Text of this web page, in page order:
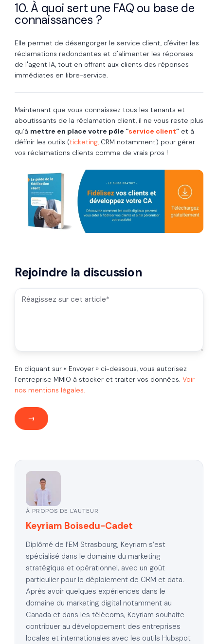
10. À quoi sert une FAQ ou base de
connaissances ?
Elle permet de désengorger le service client, d'éviter les
réclamations redondantes et d'alimenter les réponses
de l'agent IA, tout en offrant aux clients des réponses
immédiates en libre-service.
Maintenant que vous connaissez tous les tenants et
aboutissants de la réclamation client, il ne vous reste plus
qu’à mettre en place votre pôle “service client” et à
définir les outils (ticketing, CRM notamment) pour gérer
vos réclamations clients comme de vrais pros !
Rejoindre la discussion
En cliquant sur « Envoyer » ci-dessous, vous autorisez
l’entreprise MMIO à stocker et traiter vos données. Voir
nos mentions légales.
À PROPOS DE L'AUTEUR
Keyriam Boisedu-Cadet
Diplômé de l’EM Strasbourg, Keyriam s’est
spécialisé dans le domaine du marketing
stratégique et opérationnel, avec un goût
particulier pour le déploiement de CRM et data.
Après avoir quelques expériences dans le
domaine du marketing digital notamment au
Canada et dans les télécoms, Keyriam souhaite
contribuer au développement des entreprises
locales et internationales avec les outils Hubspot